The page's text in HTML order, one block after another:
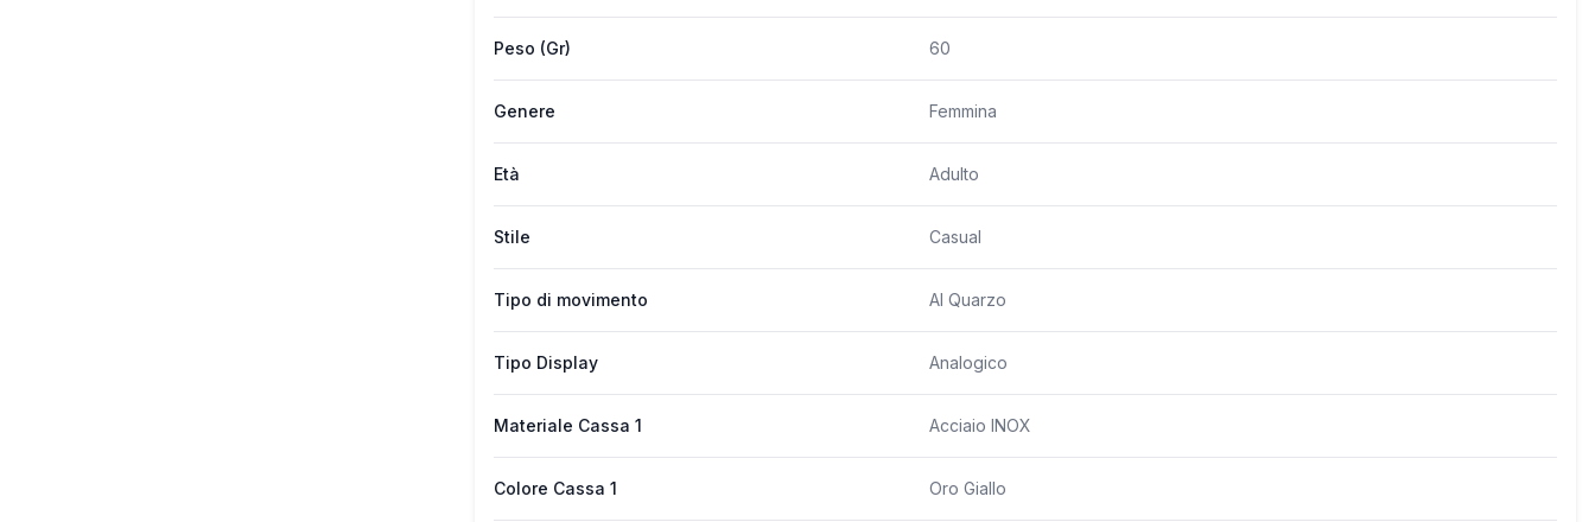
Peso (Gr) 60
Genere Femmina
Età Adulto
Stile Casual
Tipo di movimento Al Quarzo
Tipo Display Analogico
Materiale Cassa 1 Acciaio INOX
Colore Cassa 1 Oro Giallo